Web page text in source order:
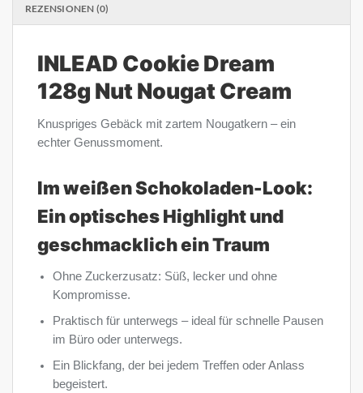
REZENSIONEN (0)
INLEAD Cookie Dream
128g Nut Nougat Cream
Knuspriges Gebäck mit zartem Nougatkern – ein
echter Genussmoment.
Im weißen Schokoladen-Look:
Ein optisches Highlight und
geschmacklich ein Traum
Ohne Zuckerzusatz: Süß, lecker und ohne
Kompromisse.
Praktisch für unterwegs – ideal für schnelle Pausen
im Büro oder unterwegs.
Ein Blickfang, der bei jedem Treffen oder Anlass
begeistert.